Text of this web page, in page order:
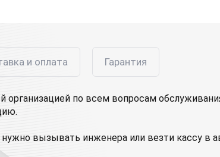
и оплата Гарантия
по всем вопросам
вызывать инженера или везти кассу в